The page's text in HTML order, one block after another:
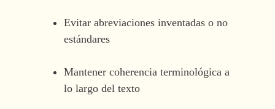
Evitar abreviaciones inventadas o no
estándares
Mantener coherencia terminológica a
lo largo del texto